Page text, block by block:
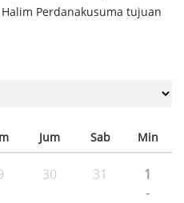
Perdanakusuma tujuan
Jum Sab Min
30 31 1
-